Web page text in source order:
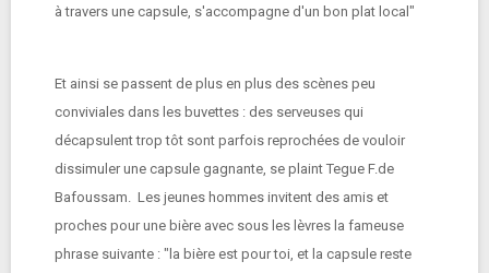
à travers une capsule, s'accompagne d'un bon plat local"
Et ainsi se passent de plus en plus des scènes peu
conviviales dans les buvettes : des serveuses qui
décapsulent trop tôt sont parfois reprochées de vouloir
dissimuler une capsule gagnante, se plaint Tegue F.de
Bafoussam. Les jeunes hommes invitent des amis et
proches pour une bière avec sous les lèvres la fameuse
phrase suivante : "la bière est pour toi, et la capsule reste